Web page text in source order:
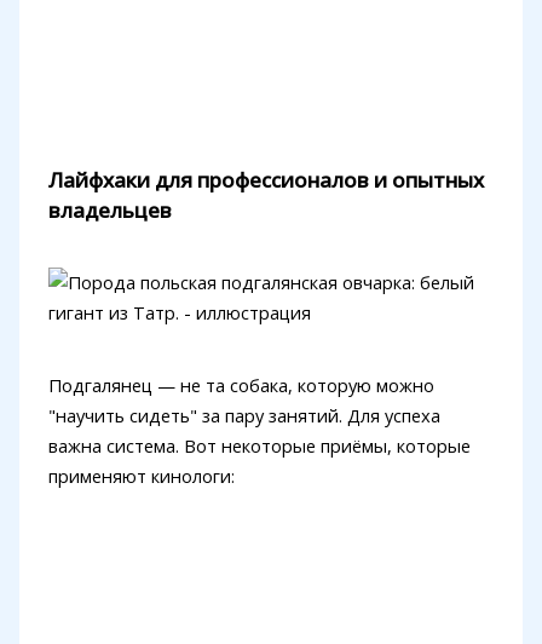
Лайфхаки для профессионалов и опытных
владельцев
Подгалянец — не та собака, которую можно
"научить сидеть" за пару занятий. Для успеха
важна система. Вот некоторые приёмы, которые
применяют кинологи: